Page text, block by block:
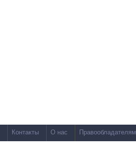
Контакты О нас Правообладателям